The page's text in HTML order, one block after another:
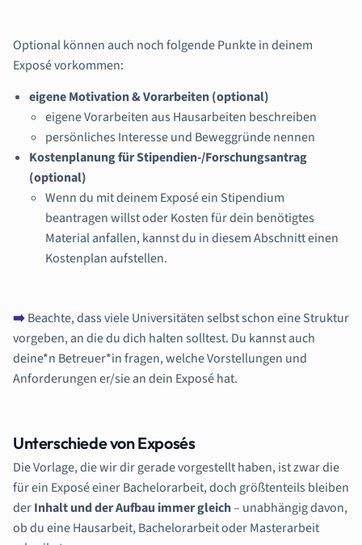
Optional können auch noch folgende Punkte in deinem
Exposé vorkommen:
eigene Motivation & Vorarbeiten (optional)
eigene Vorarbeiten aus Hausarbeiten beschreiben
persönliches Interesse und Beweggründe nennen
Kostenplanung für Stipendien-/Forschungsantrag
(optional)
Wenn du mit deinem Exposé ein Stipendium
beantragen willst oder Kosten für dein benötigtes
Material anfallen, kannst du in diesem Abschnitt einen
Kostenplan aufstellen.
➡️Beachte, dass viele Universitäten selbst schon eine Struktur
vorgeben, an die du dich halten solltest. Du kannst auch
deine*n Betreuer*in fragen, welche Vorstellungen und
Anforderungen er/sie an dein Exposé hat.
Unterschiede von Exposés
Die Vorlage, die wir dir gerade vorgestellt haben, ist zwar die
für ein Exposé einer Bachelorarbeit, doch größtenteils bleiben
derInhalt und der Aufbau immer gleich– unabhängig davon,
ob du eine Hausarbeit, Bachelorarbeit oder Masterarbeit